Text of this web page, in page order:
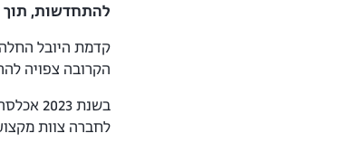
להתחדשות, תוך
הקרובה צפויה להרוס עוד ארבעה מתחמים
בשנת
לחברה צוות